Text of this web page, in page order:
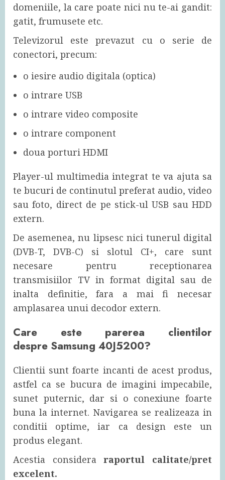
domeniile, la care poate nici nu te-ai gandit:
gatit, frumusete etc.
Televizorul este prevazut cu o serie de
conectori, precum:
o iesire audio digitala (optica)
o intrare USB
o intrare video composite
o intrare component
doua porturi HDMI
Player-ul multimedia integrat te va ajuta sa
te bucuri de continutul preferat audio, video
sau foto, direct de pe stick-ul USB sau HDD
extern.
De asemenea, nu lipsesc nici tunerul digital
(DVB-T, DVB-C) si slotul CI+, care sunt
necesare pentru receptionarea
transmisiilor TV in format digital sau de
inalta definitie, fara a mai fi necesar
amplasarea unui decodor extern.
Care este parerea clientilor
despre Samsung 40J5200?
Clientii sunt foarte incanti de acest produs,
astfel ca se bucura de imagini impecabile,
sunet puternic, dar si o conexiune foarte
buna la internet. Navigarea se realizeaza in
conditii optime, iar ca design este un
produs elegant.
Acestia consideraraportul calitate/pret
excelent.